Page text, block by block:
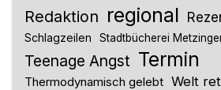
Redaktion regional
Schlagzeilen Stadtbücherei
Teenage Angst Termin
Thermodynamisch gelebt Welt